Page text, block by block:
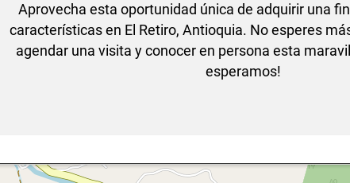
Aprovecha esta oportunidad única de adquirir una
características en El Retiro, Antioquia. No esperes
agendar una visita y conocer en persona esta
esperamos!